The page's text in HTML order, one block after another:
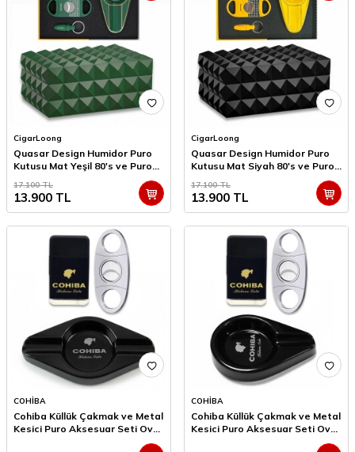
CigarLoong
Quasar Design Humidor Puro
Kutusu Mat Yeşil 80's ve Puro
17.100TL
13.900 TL
CigarLoong
Quasar Design Humidor Puro
Kutusu Mat Siyah 80's ve Puro
17.100TL
13.900 TL
COHİBA
Cohiba Küllük Çakmak ve Metal
Kesici Puro Aksesuar Seti Oval
COHİBA
Cohiba Küllük Çakmak ve Metal
Kesici Puro Aksesuar Seti Oval